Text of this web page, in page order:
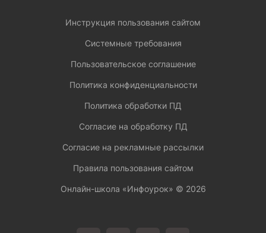
Инструкция пользования сайтом
Системные требования
Пользовательское соглашение
Политика конфиденциальности
Политика обработки ПД
Согласие на обработку ПД
Согласие на рекламные рассылки
Правила пользования сайтом
Онлайн-школа «Инфоурок» © 2026